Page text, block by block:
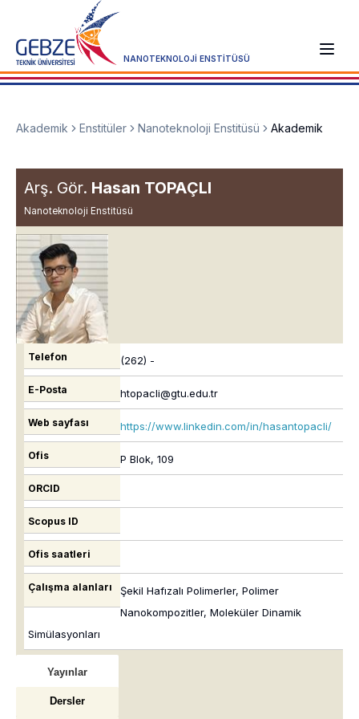
NANOTEKNOLOJİ ENSTİTÜSÜ
Akademik Enstitüler Nanoteknoloji Enstitüsü Akademik
Arş. Gör. Hasan TOPAÇLI
Nanoteknoloji Enstitüsü
Telefon (262) -
E-Posta htopacli@gtu.edu.tr
Web sayfası https://www.linkedin.com/in/hasantopacli/
Ofis P Blok, 109
ORCID
Scopus ID
Ofis saatleri
Çalışma alanları
Şekil Hafızalı Polimerler, Polimer
Nanokompozitler, Moleküler Dinamik
Simülasyonları
Yayınlar
Dersler